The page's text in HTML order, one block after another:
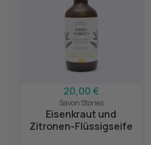
20,00 €
Savon Stories
Eisenkraut und
Zitronen-Flüssigseife